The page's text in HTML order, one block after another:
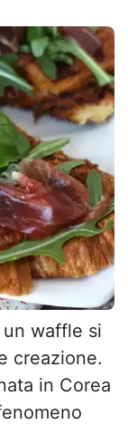
waffle si
creazione.
in Corea